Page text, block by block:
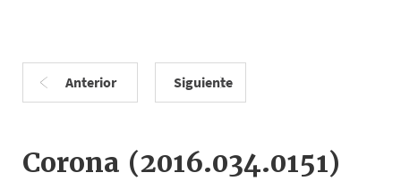
Anterior Siguiente
Corona (2016.034.0151)